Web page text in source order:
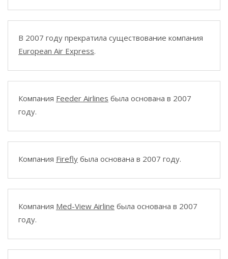
В 2007 году прекратила существование компания
European Air Express.
Компания Feeder Airlines была основана в 2007
году.
Компания Firefly была основана в 2007 году.
Компания Med-View Airline была основана в 2007
году.